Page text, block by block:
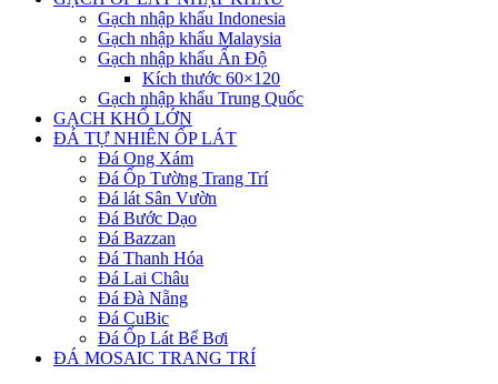
Gạch nhập khẩu Indonesia
Gạch nhập khẩu Malaysia
Gạch nhập khẩu Ấn Độ
Kích thước 60×120
Gạch nhập khẩu Trung Quốc
GẠCH KHỔ LỚN
ĐÁ TỰ NHIÊN ỐP LÁT
Đá Ong Xám
Đá Ốp Tường Trang Trí
Đá lát Sân Vườn
Đá Bước Dạo
Đá Bazzan
Đá Thanh Hóa
Đá Lai Châu
Đá Đà Nẵng
Đá CuBic
Đá Ốp Lát Bể Bơi
ĐÁ MOSAIC TRANG TRÍ